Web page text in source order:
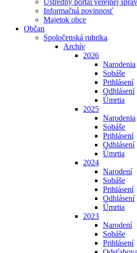
Ústredný portál verejnej
Informačná povinnosť
Majetok obce
Občan
Spoločenská rubrika
Archív
2026
Narodenia
Sobáše
Prihlásení
Odhlásení
Úmrtia
2025
Narodenia
Sobáše
Prihlásení
Odhlásení
Úmrtia
2024
Narodení
Sobáše
Prihlásení
Odhlásení
Úmrtia
2023
Narodení
Sobáše
Prihlásení